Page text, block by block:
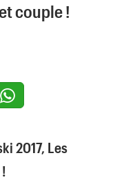
couple !
2017, Les